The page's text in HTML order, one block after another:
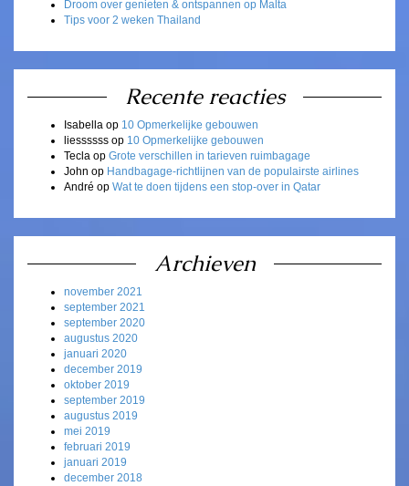
Droom over genieten & ontspannen op Malta
Tips voor 2 weken Thailand
Recente reacties
Isabella op 10 Opmerkelijke gebouwen
liessssss op 10 Opmerkelijke gebouwen
Tecla op Grote verschillen in tarieven ruimbagage
John op Handbagage-richtlijnen van de populairste airlines
André op Wat te doen tijdens een stop-over in Qatar
Archieven
november 2021
september 2021
september 2020
augustus 2020
januari 2020
december 2019
oktober 2019
september 2019
augustus 2019
mei 2019
februari 2019
januari 2019
december 2018